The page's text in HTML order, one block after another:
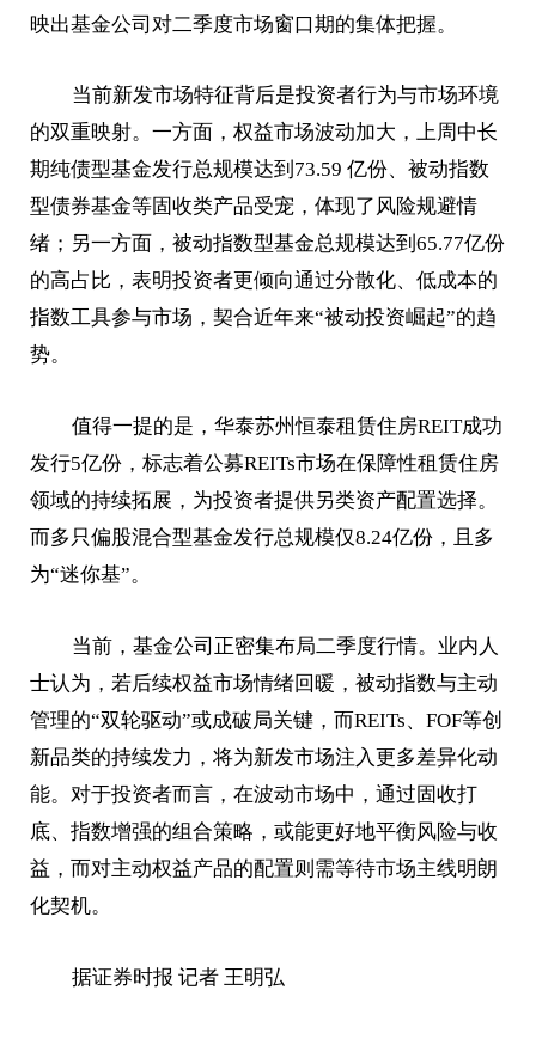
映出基金公司对二季度市场窗口期的集体把握。
当前新发市场特征背后是投资者行为与市场环境
的双重映射。一方面，权益市场波动加大，上周中长
期纯债型基金发行总规模达到73.59 亿份、被动指数
型债券基金等固收类产品受宠，体现了风险规避情
绪；另一方面，被动指数型基金总规模达到65.77亿份
的高占比，表明投资者更倾向通过分散化、低成本的
指数工具参与市场，契合近年来“被动投资崛起”的趋
势。
值得一提的是，华泰苏州恒泰租赁住房REIT成功
发行5亿份，标志着公募REITs市场在保障性租赁住房
领域的持续拓展，为投资者提供另类资产配置选择。
而多只偏股混合型基金发行总规模仅8.24亿份，且多
为“迷你基”。
当前，基金公司正密集布局二季度行情。业内人
士认为，若后续权益市场情绪回暖，被动指数与主动
管理的“双轮驱动”或成破局关键，而REITs、FOF等创
新品类的持续发力，将为新发市场注入更多差异化动
能。对于投资者而言，在波动市场中，通过固收打
底、指数增强的组合策略，或能更好地平衡风险与收
益，而对主动权益产品的配置则需等待市场主线明朗
化契机。
据证券时报 记者 王明弘